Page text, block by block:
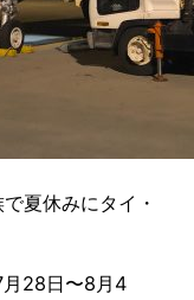
夏休みにタイ・
月28日〜8月4